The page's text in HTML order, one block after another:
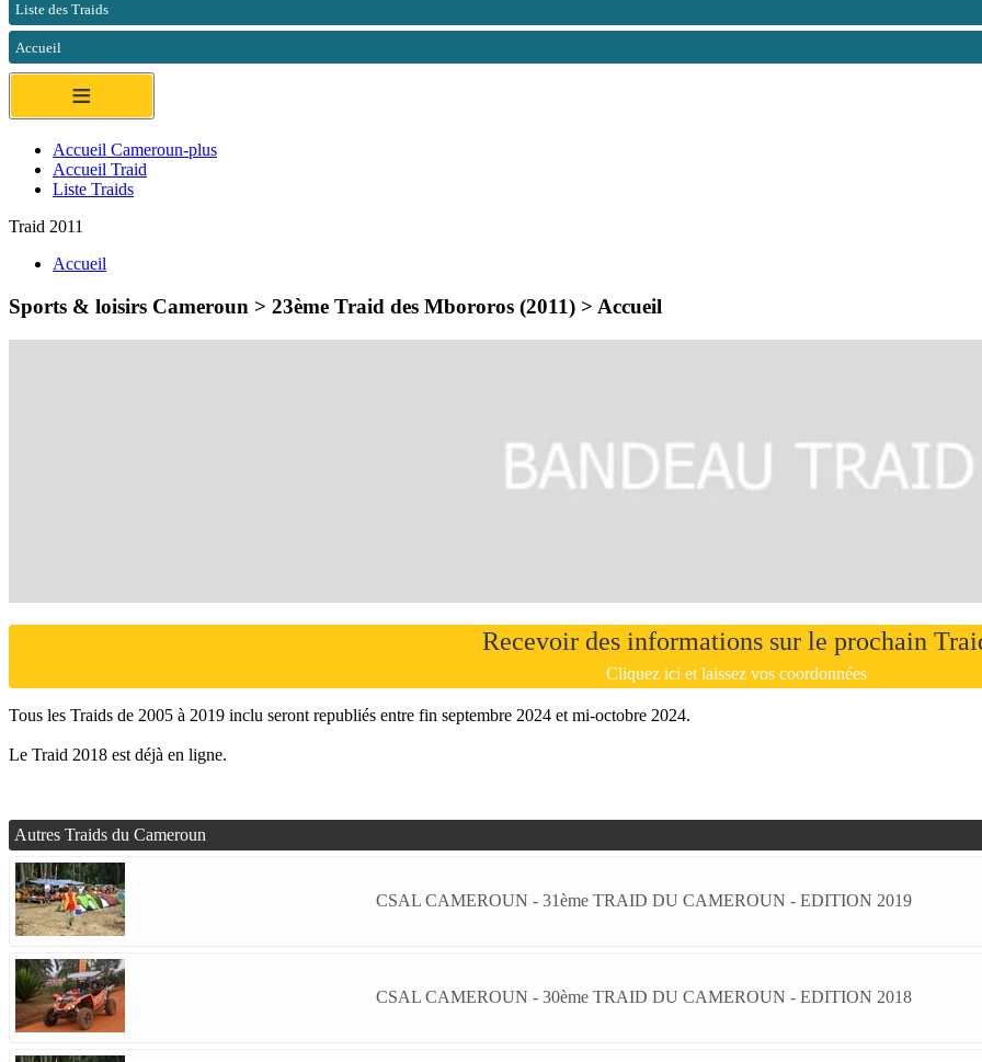
Liste des Traids
Accueil
≡
Accueil Cameroun-plus
Accueil Traid
Liste Traids
Traid 2011
Accueil
Sports & loisirs Cameroun > 23ème Traid des Mbororos (2011) > Accueil
Recevoir des informations sur le prochain
Cliquez ici et laissez vos coordonnées
Tous les Traids de 2005 à 2019 inclu seront republiés entre fin septembre 2024 et mi-octobre 2024.
Le Traid 2018 est déjà en ligne.
Autres Traids du Cameroun
CSAL CAMEROUN - 31ème TRAID DU CAMEROUN - EDITION 2019
CSAL CAMEROUN - 30ème TRAID DU CAMEROUN - EDITION 2018